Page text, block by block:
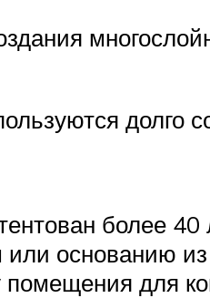
долго
более
основанию
для